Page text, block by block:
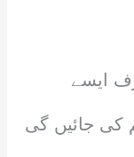
ایسے
کی جائیں گی